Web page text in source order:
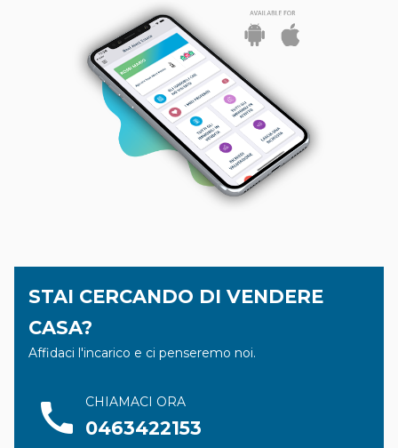
STAI CERCANDO DI VENDERE
CASA?
Affidaci l'incarico e ci penseremo noi.
call CHIAMACI ORA
0463422153